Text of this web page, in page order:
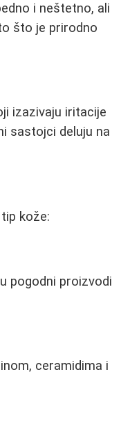
i neštetno, ali
što je prirodno
izazivaju iritacije
sastojci deluju na
kože:
pogodni proizvodi
ceramidima i